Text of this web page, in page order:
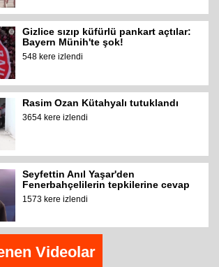
Gizlice sızıp küfürlü pankart açtılar:
Bayern Münih'te şok!
548 kere izlendi
Rasim Ozan Kütahyalı tutuklandı
3654 kere izlendi
Seyfettin Anıl Yaşar'den
Fenerbahçelilerin tepkilerine cevap
1573 kere izlendi
Videolar